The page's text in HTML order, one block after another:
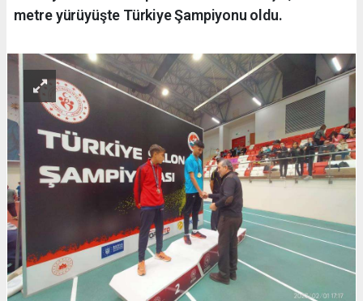
metre yürüyüşte Türkiye Şampiyonu oldu.